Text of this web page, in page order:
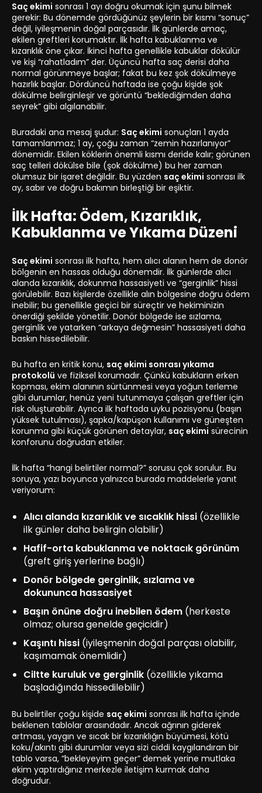
Saç ekimi sonrası 1 ayı doğru okumak için şunu bilmek
gerekir: Bu dönemde gördüğünüz şeylerin bir kısmı “sonuç”
değil, iyileşmenin doğal parçasıdır. İlk günlerde amaç,
ekilen greftleri korumaktır. İlk hafta kabuklanma ve
kızarıklık öne çıkar. İkinci hafta genellikle kabuklar dökülür
ve kişi “rahatladım” der. Üçüncü hafta saç derisi daha
normal görünmeye başlar; fakat bu kez şok dökülmeye
hazırlık başlar. Dördüncü haftada ise çoğu kişide şok
dökülme belirginleşir ve görüntü “beklediğimden daha
seyrek” gibi algılanabilir.
Buradaki ana mesaj şudur: Saç ekimi sonuçları 1 ayda
tamamlanmaz; 1 ay, çoğu zaman “zemin hazırlanıyor”
dönemidir. Ekilen köklerin önemli kısmı deride kalır; görünen
saç telleri dökülse bile (şok dökülme) bu her zaman
olumsuz bir işaret değildir. Bu yüzden saç ekimi sonrası ilk
ay, sabır ve doğru bakımın birleştiği bir eşiktir.
İlk Hafta: Ödem, Kızarıklık,
Kabuklanma ve Yıkama Düzeni
Saç ekimi sonrası ilk hafta, hem alıcı alanın hem de donör
bölgenin en hassas olduğu dönemdir. İlk günlerde alıcı
alanda kızarıklık, dokunma hassasiyeti ve “gerginlik” hissi
görülebilir. Bazı kişilerde özellikle alın bölgesine doğru ödem
inebilir; bu genellikle geçici bir süreçtir ve hekiminizin
önerdiği şekilde yönetilir. Donör bölgede ise sızlama,
gerginlik ve yatarken “arkaya değmesin” hassasiyeti daha
baskın hissedilebilir.
Bu hafta en kritik konu, saç ekimi sonrası yıkama
protokolü ve fiziksel korumadır. Çünkü kabukların erken
kopması, ekim alanının sürtünmesi veya yoğun terleme
gibi durumlar, henüz yeni tutunmaya çalışan greftler için
risk oluşturabilir. Ayrıca ilk haftada uyku pozisyonu (başın
yüksek tutulması), şapka/kapüşon kullanımı ve güneşten
korunma gibi küçük görünen detaylar, saç ekimi sürecinin
konforunu doğrudan etkiler.
İlk hafta “hangi belirtiler normal?” sorusu çok sorulur. Bu
soruya, yazı boyunca yalnızca burada maddelerle yanıt
veriyorum:
Alıcı alanda kızarıklık ve sıcaklık hissi (özellikle
ilk günler daha belirgin olabilir)
Hafif-orta kabuklanma ve noktacık görünüm
(greft giriş yerlerine bağlı)
Donör bölgede gerginlik, sızlama ve
dokununca hassasiyet
Başın önüne doğru inebilen ödem (herkeste
olmaz; olursa genelde geçicidir)
Kaşıntı hissi (iyileşmenin doğal parçası olabilir,
kaşımamak önemlidir)
Ciltte kuruluk ve gerginlik (özellikle yıkama
başladığında hissedilebilir)
Bu belirtiler çoğu kişide saç ekimi sonrası ilk hafta içinde
beklenen tablolar arasındadır. Ancak ağrının giderek
artması, yaygın ve sıcak bir kızarıklığın büyümesi, kötü
koku/akıntı gibi durumlar veya sizi ciddi kaygılandıran bir
tablo varsa, “bekleyeyim geçer” demek yerine mutlaka
ekim yaptırdığınız merkezle iletişim kurmak daha
doğrudur.